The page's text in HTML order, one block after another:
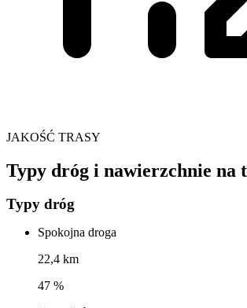
JAKOŚĆ TRASY
Typy dróg i nawierzchnie na
Typy dróg
Spokojna droga
22,4 km
47 %